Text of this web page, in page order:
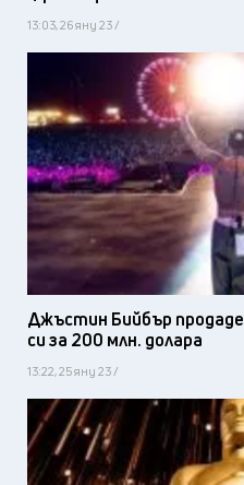
13:03, 26 яну 23 /
Джъстин Бийбър
си за 200 млн. долара
13:22, 25 яну 23 /